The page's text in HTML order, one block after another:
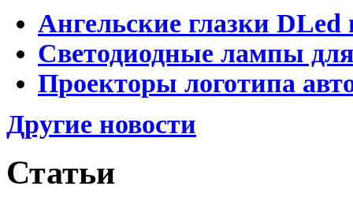
Ангельские глазки DLed
Светодиодные лампы
Проекторы логотипа
Другие новости
Статьи